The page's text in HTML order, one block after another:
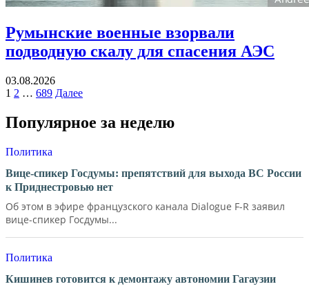
Румынские военные взорвали
подводную скалу для спасения АЭС
03.08.2026
Навигация
по
записям
1 2 … 689 Далее
Популярное за неделю
Политика
Вице-спикер Госдумы: препятствий для выхода ВС России
к Приднестровью нет
Об этом в эфире французского канала Dialogue F-R заявил
вице-спикер Госдумы...
Политика
Кишинев готовится к демонтажу автономии Гагаузии